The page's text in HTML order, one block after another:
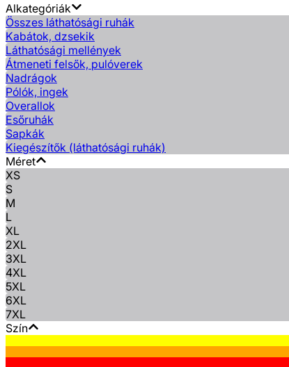
Alkategóriák
Összes láthatósági ruhák
Kabátok, dzsekik
Láthatósági mellények
Átmeneti felsők, pulóverek
Nadrágok
Pólók, ingek
Overallok
Esőruhák
Sapkák
Kiegészítők (láthatósági ruhák)
Méret
XS
S
M
L
XL
2XL
3XL
4XL
5XL
6XL
7XL
Szín